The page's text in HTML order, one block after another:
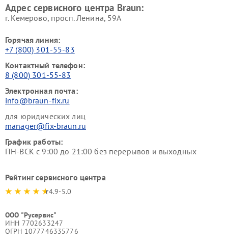
Адрес сервисного центра Braun:
г. Кемерово, просп. Ленина, 59А
Горячая линия:
+7 (800) 301-55-83
Контактный телефон:
8 (800) 301-55-83
Электронная почта:
info@braun-fix.ru
для юридических лиц
manager@fix-braun.ru
График работы:
ПН-ВСК с 9:00 до 21:00 без перерывов и выходных
Рейтинг сервисного центра
4.9-5.0
ООО "Русервис"
ИНН 7702633247
ОГРН 1077746335776